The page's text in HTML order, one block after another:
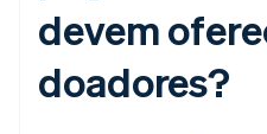
devem
doadores?